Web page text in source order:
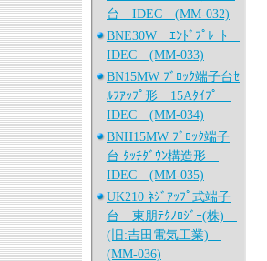
台 IDEC (MM-032)
BNE30W ｴﾝﾄﾞﾌﾟﾚｰﾄ
IDEC (MM-033)
BN15MW ﾌﾞﾛｯｸ端子台ｾ
ﾙﾌｱｯﾌﾟ形 15Aﾀｲﾌﾟ
IDEC (MM-034)
BNH15MW ﾌﾞﾛｯｸ端子
台 ﾀｯﾁﾀﾞｳﾝ構造形
IDEC (MM-035)
UK210 ﾈｼﾞｱｯﾌﾟ式端子
台 東朋ﾃｸﾉﾛｼﾞｰ(株)
(旧:吉田電気工業)
(MM-036)